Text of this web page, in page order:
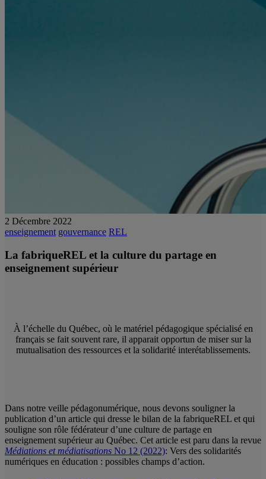
2 Décembre 2022
enseignement gouvernance REL
La fabriqueREL et la culture du partage en
enseignement supérieur
À l’échelle du Québec, où le matériel pédagogique spécialisé en
français se fait souvent rare, il apparait opportun de miser sur la
mutualisation des ressources et la solidarité interétablissements.
Dans notre veille pédagonumérique, nous devons souligner la
publication d’un article qui dresse le bilan de la fabriqueREL et qui
souligne son rôle fédérateur d’une culture de partage en
enseignement supérieur au Québec. Cet article est paru dans la revue
Médiations et médiatisations No 12 (2022): Vers des solidarités
numériques en éducation : possibles champs d’action.